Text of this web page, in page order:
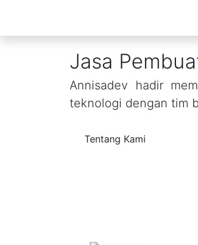
Jasa
Annisadev hadir
teknologi dengan tim
Tentang Kami